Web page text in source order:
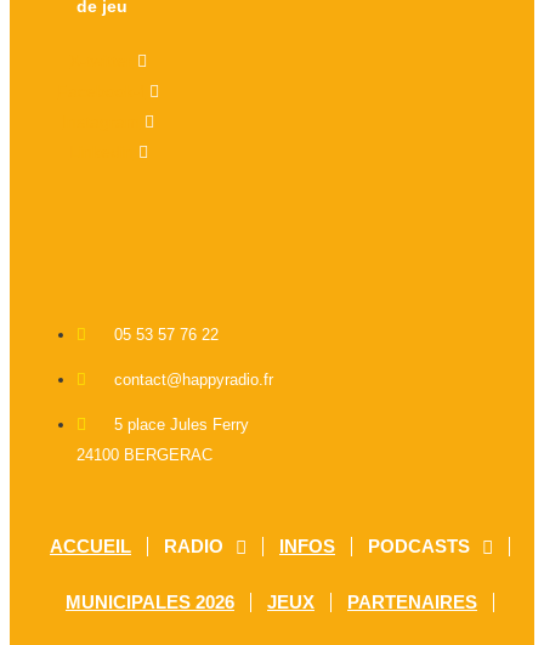
de jeu
05 53 57 76 22
contact@happyradio.fr
5 place Jules Ferry
24100 BERGERAC
ACCUEIL RADIO INFOS PODCASTS
MUNICIPALES 2026 JEUX PARTENAIRES